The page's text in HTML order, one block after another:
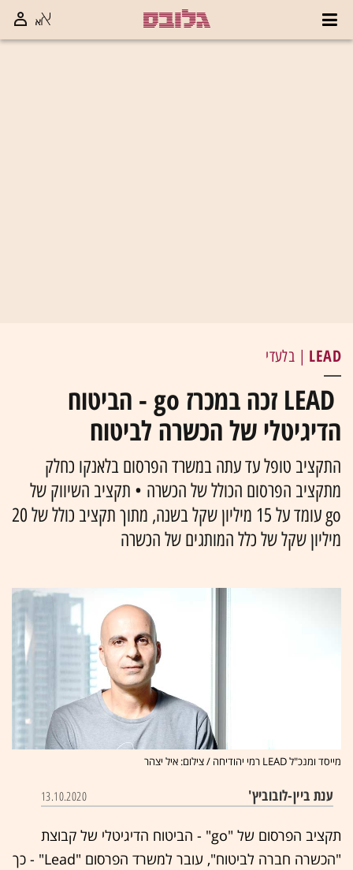
LEAD | בלעדי
LEAD זכה במכרז go - הביטוח
הדיגיטלי של הכשרה לביטוח
התקציב טופל עד עתה במשרד הפרסום בלאנקו כחלק
מתקציב הפרסום הכולל של הכשרה • תקציב השיווק של
go עומד על 15 מיליון שקל בשנה, מתוך תקציב כולל של 20
מיליון שקל של כלל המותגים של הכשרה
מייסד ומנכ"ל LEAD רמי יהודיחה / צילום: איל יצהר
ענת ביין-לובוביץ' 13.10.2020
תקציב הפרסום של "go" - הביטוח הדיגיטלי של קבוצת
"הכשרה חברה לביטוח", עובר למשרד הפרסום "Lead" - כך